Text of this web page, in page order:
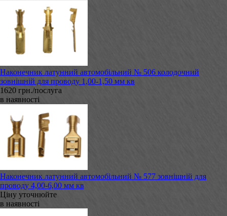
Наконечник латунний автомобільний № 506 колодочний
зовнішній для проводу 1,00-1,50 мм кв
1620 грн./послуга
в наявності
Наконечник латунний автомобільний № 577 зовнішній для
проводу 4,00-6,00 мм кв
Ціну уточнюйте
в наявності